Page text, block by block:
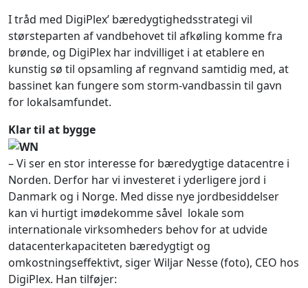
I tråd med DigiPlex’ bæredygtighedsstrategi vil
størsteparten af vandbehovet til afkøling komme fra
brønde, og DigiPlex har indvilliget i at etablere en
kunstig sø til opsamling af regnvand samtidig med, at
bassinet kan fungere som storm-vandbassin til gavn
for lokalsamfundet.
Klar til at bygge
– Vi ser en stor interesse for bæredygtige datacentre i
Norden. Derfor har vi investeret i yderligere jord i
Danmark og i Norge. Med disse nye jordbesiddelser
kan vi hurtigt imødekomme såvel lokale som
internationale virksomheders behov for at udvide
datacenterkapaciteten bæredygtigt og
omkostningseffektivt, siger Wiljar Nesse (foto), CEO hos
DigiPlex. Han tilføjer: